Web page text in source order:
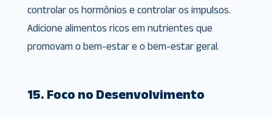
controlar os hormônios e controlar os impulsos.
Adicione alimentos ricos em nutrientes que
promovam o bem-estar e o bem-estar geral.
15. Foco no Desenvolvimento